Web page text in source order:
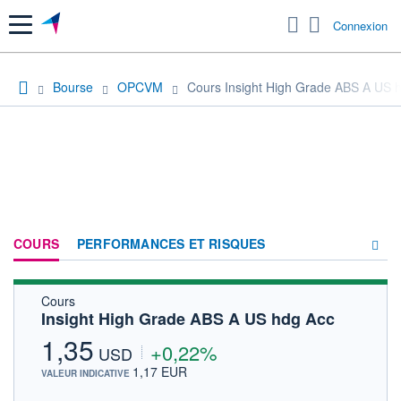
Menu Connexion
Bourse OPCVM Cours Insight High Grade ABS A US
COURS PERFORMANCES ET RISQUES
Cours
Insight High Grade ABS A US hdg Acc
1,35 USD +0,22%
VALEUR INDICATIVE 1,17 EUR